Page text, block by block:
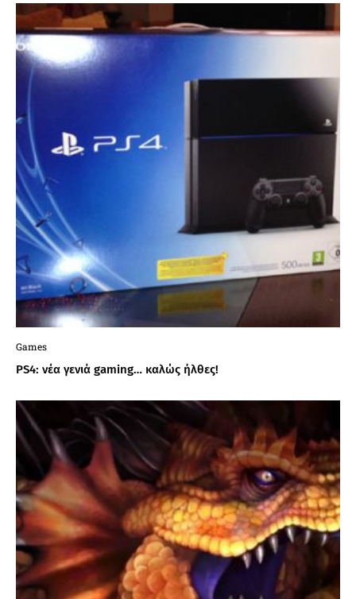
Games
PS4: νέα γενιά gaming… καλώς ήλθες!